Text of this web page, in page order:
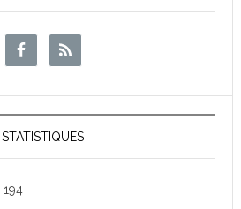
STATISTIQUES
194